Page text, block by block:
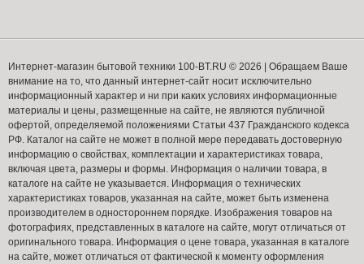
Интернет-магазин бытовой техники 100-BT.RU © 2026 | Обращаем Ваше
внимание на то, что данный интернет-сайт носит исключительно
информационный характер и ни при каких условиях информационные
материалы и цены, размещенные на сайте, не являются публичной
офертой, определяемой положениями Статьи 437 Гражданского кодекса
РФ. Каталог на сайте не может в полной мере передавать достоверную
информацию о свойствах, комплектации и характеристиках товара,
включая цвета, размеры и формы. Информация о наличии товара, в
каталоге на сайте не указывается. Информация о технических
характеристиках товаров, указанная на сайте, может быть изменена
производителем в одностороннем порядке. Изображения товаров на
фотографиях, представленных в каталоге на сайте, могут отличаться от
оригинального товара. Информация о цене товара, указанная в каталоге
на сайте, может отличаться от фактической к моменту оформления